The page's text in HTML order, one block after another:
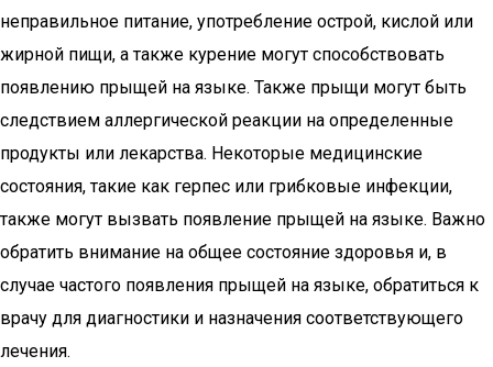
неправильное питание, употребление острой, кислой или
жирной пищи, а также курение могут способствовать
появлению прыщей на языке. Также прыщи могут быть
следствием аллергической реакции на определенные
продукты или лекарства. Некоторые медицинские
состояния, такие как герпес или грибковые инфекции,
также могут вызвать появление прыщей на языке. Важно
обратить внимание на общее состояние здоровья и, в
случае частого появления прыщей на языке, обратиться к
врачу для диагностики и назначения соответствующего
лечения.